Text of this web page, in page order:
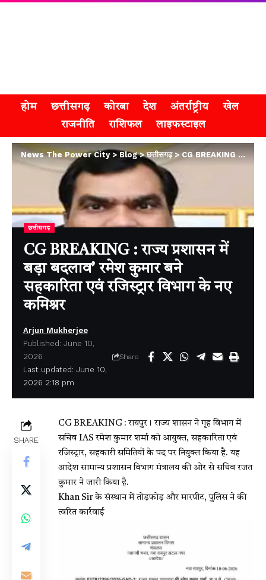
होम छत्तीसगढ़ कोरबा देश अंतर्राष्ट्रीय
खेल
राजनीति
राशिफल लाइफस्टाइल
News The Power City> Blog>छत्तीसगढ़> CG BREAKING : राज्य प्रशासन में बड़ा बदलाव’ रमेश कुमार बने सहकारिता एवं रजिस्ट्रार विभाग के नए कमिश्नर
छत्तीसगढ़
CG BREAKING : राज्य प्रशासन में
बड़ा बदलाव’ रमेश कुमार बने
सहकारिता एवं रजिस्ट्रार विभाग के नए
कमिश्नर
Last updated: June 10,
2026 2:18 pm
Arjun Mukherjee
Published: June 10,
2026
Share
SHARE
CG BREAKING : रायपुर। राज्य शासन ने गृह विभाग में
सचिव IAS रमेश कुमार शर्मा को आयुक्त, सहकारिता एवं
रजिस्ट्रार, सहकारी समितियों के पद पर नियुक्त किया है. यह
आदेश सामान्य प्रशासन विभाग मंत्रालय की ओर से सचिव रजत
कुमार ने जारी किया है.
Khan Sir के संस्थान में तोड़फोड़ और मारपीट, पुलिस ने की
त्वरित कार्रवाई